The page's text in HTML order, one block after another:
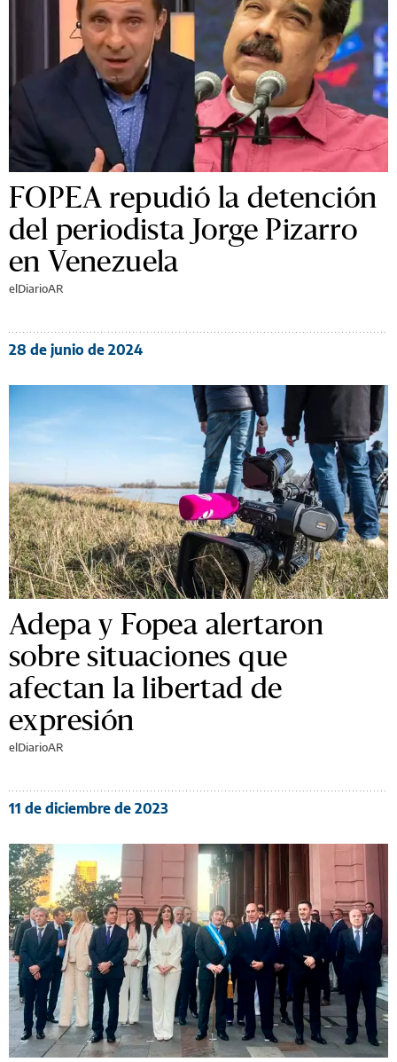
FOPEA repudió la detención
del periodista Jorge Pizarro
en Venezuela
elDiarioAR
28 de junio de 2024
Adepa y Fopea alertaron
sobre situaciones que
afectan la libertad de
expresión
elDiarioAR
11 de diciembre de 2023